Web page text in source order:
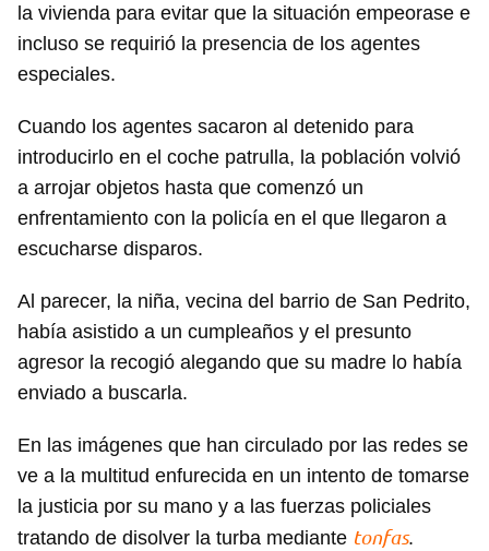
la vivienda para evitar que la situación empeorase e
incluso se requirió la presencia de los agentes
especiales.
Cuando los agentes sacaron al detenido para
introducirlo en el coche patrulla, la población volvió
a arrojar objetos hasta que comenzó un
enfrentamiento con la policía en el que llegaron a
escucharse disparos.
Al parecer, la niña, vecina del barrio de San Pedrito,
había asistido a un cumpleaños y el presunto
agresor la recogió alegando que su madre lo había
enviado a buscarla.
En las imágenes que han circulado por las redes se
ve a la multitud enfurecida en un intento de tomarse
la justicia por su mano y a las fuerzas policiales
tratando de disolver la turba mediante tonfas.